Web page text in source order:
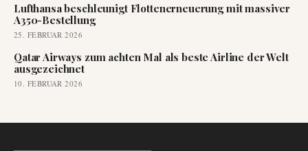
Lufthansa beschleunigt Flottenerneuerung mit massiver
A350-Bestellung
25. FEBRUAR 2026
Qatar Airways zum achten Mal als beste Airline der Welt
ausgezeichnet
10. FEBRUAR 2026